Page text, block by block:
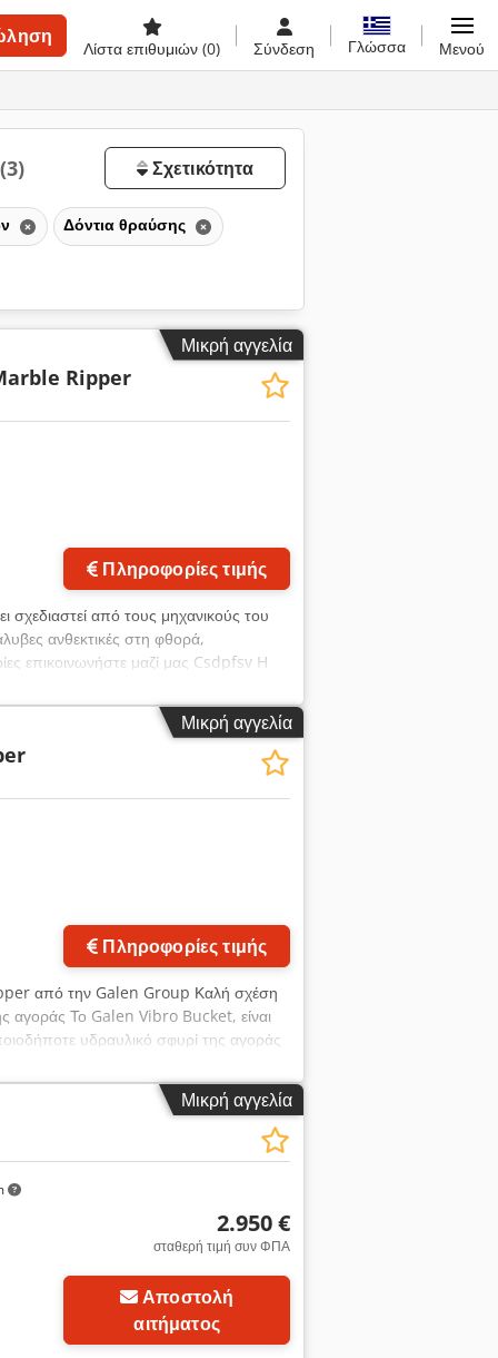
Λίστα επιθυμιών (0) Σύνδεση Γλώσσα Μενού
(3) Σχετικότητα
Δόντια θραύσης
Μικρή αγγελία
Ripper
Πληροφορίες τιμής
από τους μηχανικούς του
ανθεκτικές στη φθορά,
επικοινωνήστε μαζί μας Csdpfsv H
Μικρή αγγελία
Πληροφορίες τιμής
από την Galen Group Καλή σχέση
αγοράς Το Galen Vibro Bucket, είναι
υδραυλικό σφυρί της αγοράς
Μικρή αγγελία
2.950 €
σταθερή τιμή συν ΦΠΑ
Αποστολή
αιτήματος